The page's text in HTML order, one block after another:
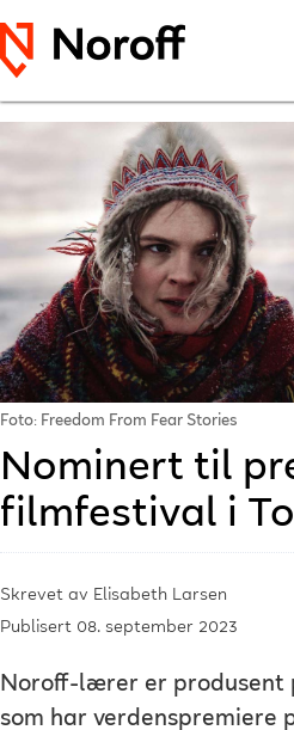
Foto: Freedom From Fear Stories
Nominert til
filmfestival i
Skrevet av Elisabeth Larsen
Publisert 08. september 2023
Noroff-lærer er produsent
som har verdenspremiere